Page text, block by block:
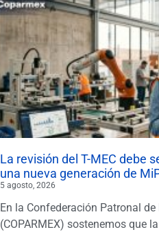
La revisión del T-MEC debe
una nueva generación de
5 agosto, 2026
En la Confederación Patronal
(COPARMEX) sostenemos que